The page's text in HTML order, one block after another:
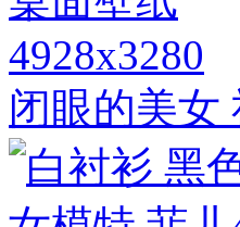
4928x3280
闭眼的美女